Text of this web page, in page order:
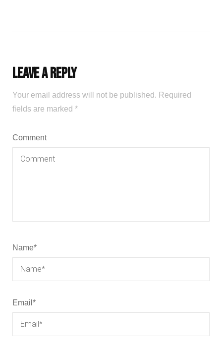
Leave a Reply
Your email address will not be published. Required
fields are marked *
Comment
Name*
Email *